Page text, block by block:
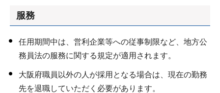
服務
任用期間中は、営利企業等への従事制限など、地方公
務員法の服務に関する規定が適用されます。
大阪府職員以外の人が採用となる場合は、現在の勤務
先を退職していただく必要があります。